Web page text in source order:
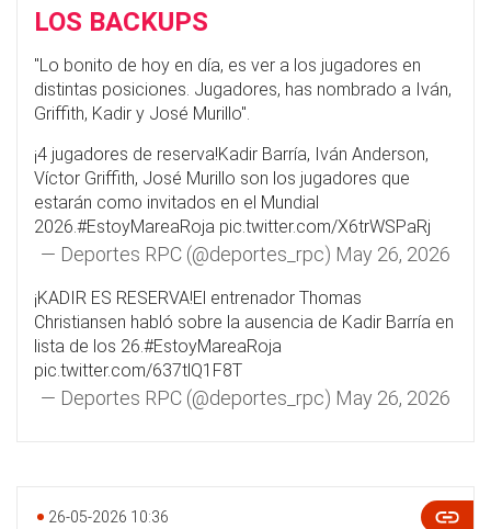
LOS BACKUPS
"Lo bonito de hoy en día, es ver a los jugadores en
distintas posiciones. Jugadores, has nombrado a Iván,
Griffith, Kadir y José Murillo".
¡4 jugadores de reserva!Kadir Barría, Iván Anderson,
Víctor Griffith, José Murillo son los jugadores que
estarán como invitados en el Mundial
2026.#EstoyMareaRoja pic.twitter.com/X6trWSPaRj
— Deportes RPC (@deportes_rpc) May 26, 2026
¡KADIR ES RESERVA!El entrenador Thomas
Christiansen habló sobre la ausencia de Kadir Barría en
lista de los 26.#EstoyMareaRoja
pic.twitter.com/637tlQ1F8T
— Deportes RPC (@deportes_rpc) May 26, 2026
26-05-2026 10:36